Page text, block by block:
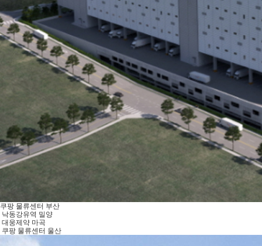
쿠팡 물류센터 부산
낙동강유역 밀양
대웅제약 마곡
쿠팡 물류센터 울산